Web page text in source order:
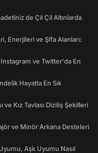
de Çil Çil Altınlarda
Enerjileri ve Şifa Alanları:
ve Twitter'da En
Hayatta En Sık
ve Kız Tavlası Diziliş Şekilleri
ve Minör Arkana Desteleri
Aşk Uyumu Nasıl